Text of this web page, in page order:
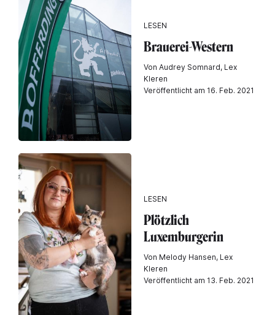
LESEN
Brauerei-Western
Von Audrey Somnard, Lex
Kleren
Veröffentlicht am 16. Feb. 2021
LESEN
Plötzlich
Luxemburgerin
Von Melody Hansen, Lex
Kleren
Veröffentlicht am 13. Feb. 2021